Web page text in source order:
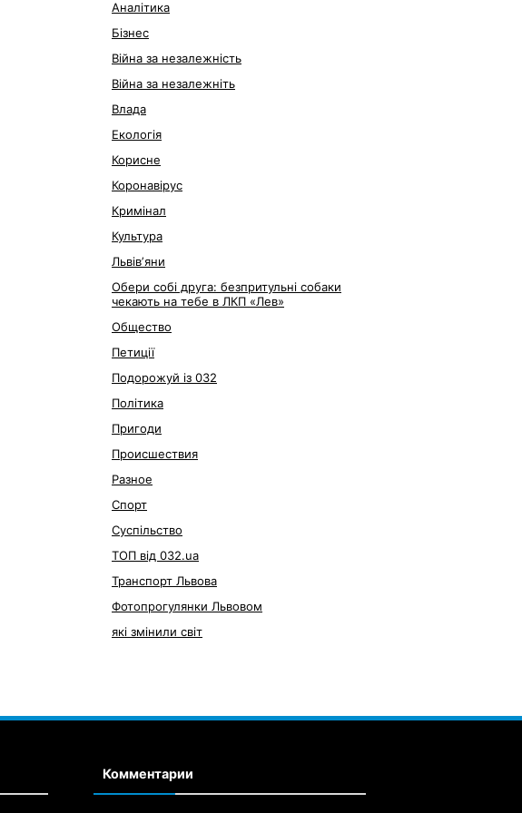
Аналітика
Бізнес
Війна за незалежність
Війна за незалежніть
Влада
Екологія
Корисне
Коронавірус
Кримінал
Культура
Львівʼяни
Обери собі друга: безпритульні собаки
чекають на тебе в ЛКП «Лев»
Общество
Петиції
Подорожуй із 032
Політика
Пригоди
Происшествия
Разное
Спорт
Суспільство
ТОП від 032.ua
Транспорт Львова
Фотопрогулянки Львовом
які змінили світ
Комментарии